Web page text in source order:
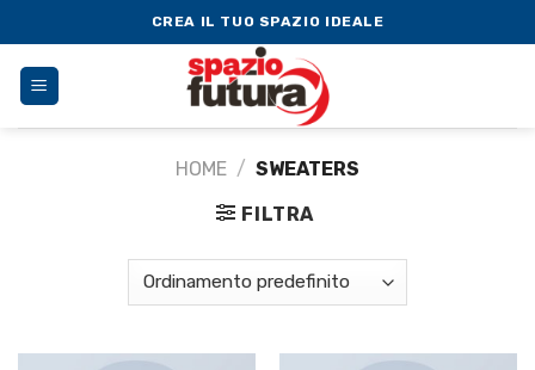
to
content
CREA IL TUO SPAZIO IDEALE
HOME / SWEATERS
FILTRA